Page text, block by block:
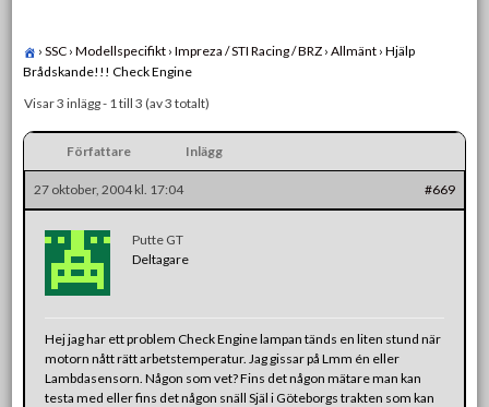
› SSC › Modellspecifikt › Impreza / STI Racing / BRZ › Allmänt › Hjälp
Brådskande!!! Check Engine
Visar 3 inlägg - 1 till 3 (av 3 totalt)
Författare Inlägg
27 oktober, 2004 kl. 17:04 #669
Putte GT
Deltagare
Hej jag har ett problem Check Engine lampan tänds en liten stund när
motorn nått rätt arbetstemperatur. Jag gissar på Lmm én eller
Lambdasensorn. Någon som vet? Fins det någon mätare man kan
testa med eller fins det någon snäll Själ i Göteborgs trakten som kan